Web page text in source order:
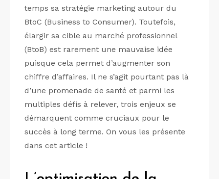
temps sa stratégie marketing autour du
BtoC (Business to Consumer). Toutefois,
élargir sa cible au marché professionnel
(BtoB) est rarement une mauvaise idée
puisque cela permet d’augmenter son
chiffre d’affaires. Il ne s’agit pourtant pas là
d’une promenade de santé et parmi les
multiples défis à relever, trois enjeux se
démarquent comme cruciaux pour le
succès à long terme. On vous les présente
dans cet article !